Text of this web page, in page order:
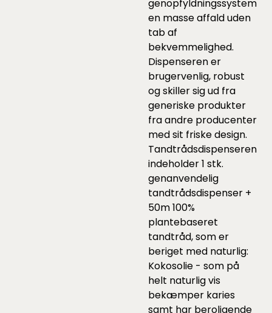
genopfyldningssystem
en masse affald uden
tab af
bekvemmelighed.
Dispenseren er
brugervenlig, robust
og skiller sig ud fra
generiske produkter
fra andre producenter
med sit friske design.
Tandtrådsdispenseren
indeholder 1 stk.
genanvendelig
tandtrådsdispenser +
50m 100%
plantebaseret
tandtråd, som er
beriget med naturlig:
Kokosolie - som på
helt naturlig vis
bekæmper karies
samt har beroligende